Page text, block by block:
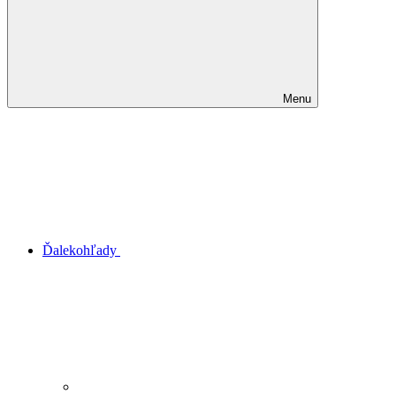
Menu
Ďalekohľady